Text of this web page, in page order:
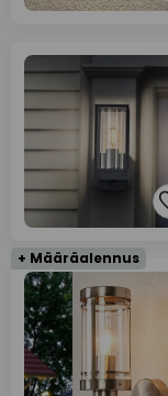
+ Määräalennus